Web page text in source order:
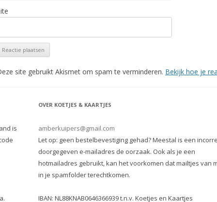
site gebruikt Akismet om spam te verminderen. Bekijk hoe je
is
OVER KOETJES & KAARTJES
amberkuipers@gmail.com
Let op: geen bestelbevestiging gehad? Meestal is een
doorgegeven e-mailadres de oorzaak. Ook als je een
hotmailadres gebruikt, kan het voorkomen dat mailtjes van
in je spamfolder terechtkomen.
IBAN: NL88KNAB0646366939 t.n.v. Koetjes en Kaartjes